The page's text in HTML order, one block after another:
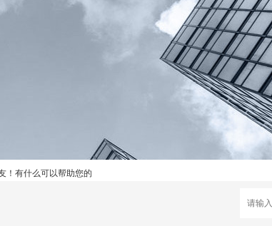
！有什么可以帮助您的